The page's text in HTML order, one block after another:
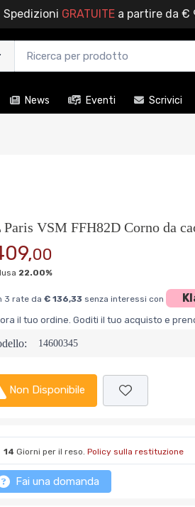
Spedizioni GRATUITEa partire da €
News Eventi Scrivici
Paris VSM FFH82D Corno da
00
22.00%
3 rate da€ 136,33 senza interessi con
il tuo ordine. Goditi il tuo acquisto e
14600345
Non Disponibile
14 Giorni per il reso.Policy sulla restituzione
Fai una domanda